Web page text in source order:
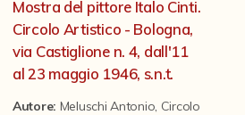
Mostra del pittore Italo Cinti.
Circolo Artistico - Bologna,
via Castiglione n. 4, dall'11
al 23 maggio 1946, s.n.t.
Autore: Meluschi Antonio, Circolo